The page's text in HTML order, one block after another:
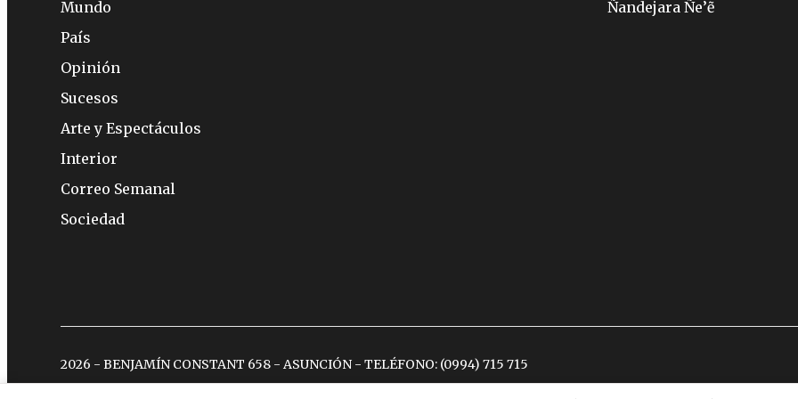
Mundo
País
Opinión
Sucesos
Arte y Espectáculos
Interior
Correo Semanal
Sociedad
Ñandejara Ñe’ẽ
2026 - BENJAMÍN CONSTANT 658 - ASUNCIÓN - TELÉFONO: (0994) 715 715